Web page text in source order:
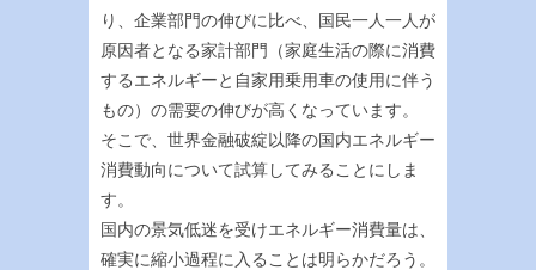
り、企業部門の伸びに比べ、国民一人一人が
原因者となる家計部門（家庭生活の際に消費
するエネルギーと自家用乗用車の使用に伴う
もの）の需要の伸びが高くなっています。
そこで、世界金融破綻以降の国内エネルギー
消費動向について試算してみることにしま
す。
国内の景気低迷を受けエネルギー消費量は、
確実に縮小過程に入ることは明らかだろう。